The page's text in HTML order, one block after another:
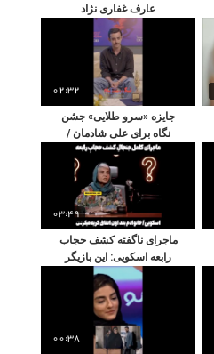
عارف غفاری نژاد
02:32
جایزه «سرو طلایی» جشن
نگاه برای علی شادمان /
رهایی از خستگی ۱۸ ساله
فیلم «سرزمین مادری»
03:49
ماجرای ناگفته کشف حجاب
رابعه اسکویی: این بازیگر
برای اولین بار از پشت پرده
مهاجرت به ترکیه و حضور در
شبکه جم می‌گوید!
00:38